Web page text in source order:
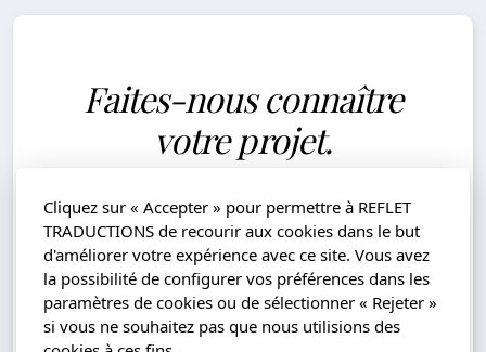
Faites-nous connaître
votre projet.
votre disposition pour donner vie à vos
projets.
Demander un devis
Cliquez sur « Accepter » pour permettre à REFLET
TRADUCTIONS de recourir aux cookies dans le but
d'améliorer votre expérience avec ce site. Vous avez
la possibilité de configurer vos préférences dans les
paramètres de cookies ou de sélectionner « Rejeter »
si vous ne souhaitez pas que nous utilisions des